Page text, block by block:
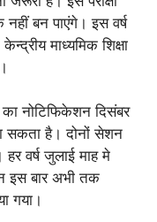
नहीं बन पाएंगे। इस वर्ष
माध्यमिक शिक्षा
का नोटिफिकेशन दिसंबर
सकता है। दोनों सेशन
वर्ष जुलाई माह मे
इस बार अभी तक
गया।